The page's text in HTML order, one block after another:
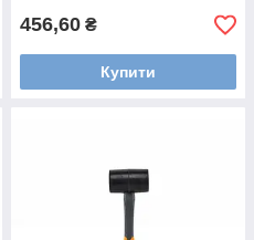
456,60 ₴
Купити